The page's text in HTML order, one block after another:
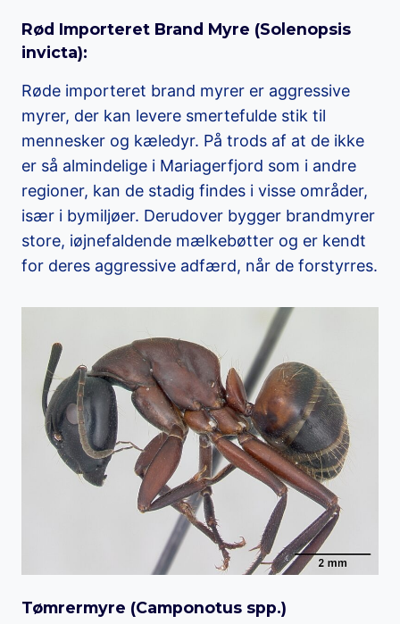
Rød Importeret Brand Myre (Solenopsis
invicta):
Røde importeret brand myrer er aggressive
myrer, der kan levere smertefulde stik til
mennesker og kæledyr. På trods af at de ikke
er så almindelige i Mariagerfjord som i andre
regioner, kan de stadig findes i visse områder,
især i bymiljøer. Derudover bygger brandmyrer
store, iøjnefaldende mælkebøtter og er kendt
for deres aggressive adfærd, når de forstyrres.
Tømrermyre (Camponotus spp.)